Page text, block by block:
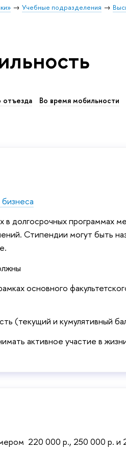
Учебные подразделения
Во время мобильности
долгосрочных программах
Стипендии могут быть
основного
(текущий и кумулятивный
активное участие в
220 000 р., 250 000 р. и